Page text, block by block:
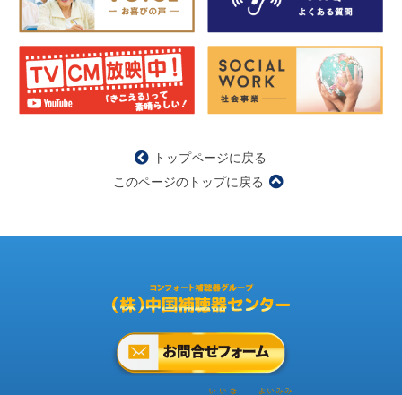
トップページに戻る
このページのトップに戻る